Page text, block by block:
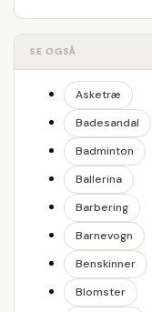
SE OGSÅ
Asketræ
Badesandal
Badminton
Ballerina
Barbering
Barnevogn
Benskinner
Blomster